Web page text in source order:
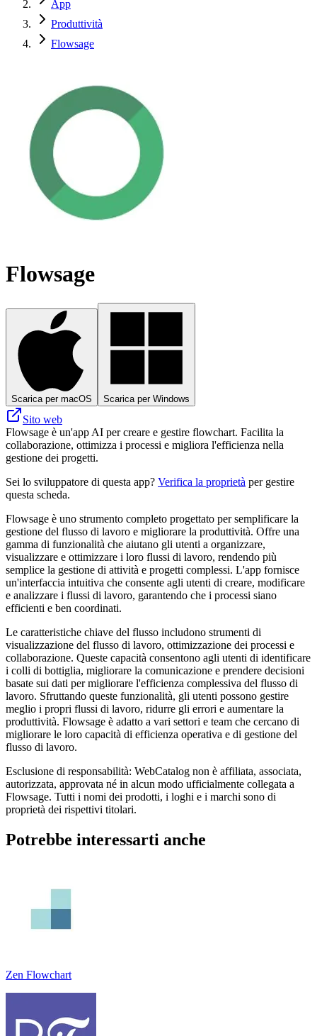
App
Produttività
Flowsage
Flowsage
Scarica per macOS Scarica per Windows
Sito web
Flowsage è un'app AI per creare e gestire flowchart. Facilita la
collaborazione, ottimizza i processi e migliora l'efficienza nella
gestione dei progetti.
Sei lo sviluppatore di questa app? Verifica la proprietà per gestire
questa scheda.
Flowsage è uno strumento completo progettato per semplificare la
gestione del flusso di lavoro e migliorare la produttività. Offre una
gamma di funzionalità che aiutano gli utenti a organizzare,
visualizzare e ottimizzare i loro flussi di lavoro, rendendo più
semplice la gestione di attività e progetti complessi. L'app fornisce
un'interfaccia intuitiva che consente agli utenti di creare, modificare
e analizzare i flussi di lavoro, garantendo che i processi siano
efficienti e ben coordinati.
Le caratteristiche chiave del flusso includono strumenti di
visualizzazione del flusso di lavoro, ottimizzazione dei processi e
collaborazione. Queste capacità consentono agli utenti di identificare
i colli di bottiglia, migliorare la comunicazione e prendere decisioni
basate sui dati per migliorare l'efficienza complessiva del flusso di
lavoro. Sfruttando queste funzionalità, gli utenti possono gestire
meglio i propri flussi di lavoro, ridurre gli errori e aumentare la
produttività. Flowsage è adatto a vari settori e team che cercano di
migliorare le loro capacità di efficienza operativa e di gestione del
flusso di lavoro.
Esclusione di responsabilità: WebCatalog non è affiliata, associata,
autorizzata, approvata né in alcun modo ufficialmente collegata a
Flowsage. Tutti i nomi dei prodotti, i loghi e i marchi sono di
proprietà dei rispettivi titolari.
Potrebbe interessarti anche
Zen Flowchart